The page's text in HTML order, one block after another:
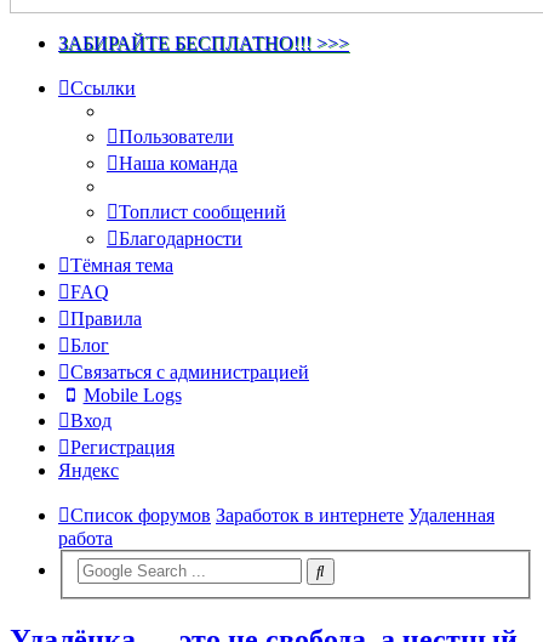
ЗАБИРАЙТЕ БЕСПЛАТНО!!! >>>
Ссылки
Пользователи
Наша команда
Топлист сообщений
Благодарности
Тёмная тема
FAQ
Правила
Блог
Связаться с администрацией
Mobile Logs
Вход
Регистрация
Яндекс
Список форумов Заработок в интернете Удаленная
работа